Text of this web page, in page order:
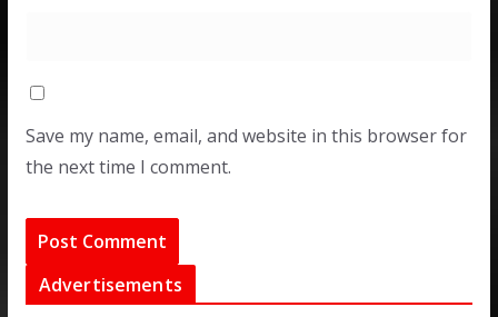
Save my name, email, and website in this browser for
the next time I comment.
Advertisements